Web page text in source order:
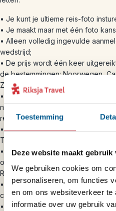
Toestemming
Deze website maakt gebruik
We gebruiken cookies om
personaliseren, om functies
en om ons websiteverkeer
informatie over uw gebruik
• Je kunt je ultieme reis-foto
• Je maakt maar met één foto
• Alleen volledig ingevulde
wedstrijd;
• De prijs wordt één keer
de bestemmingen: Noorwegen,
Zuid-Afrika;
• Je hoeft geen klant te zijn van
nemen aan de actie. (Ben je wel
reisbestemming? Kijk dan eens
• Door het insturen van jouw foto
Travel deze foto ook kan
• Door mee te doen aan de actie,
ontvangen van de nieuwsbrief en
Riksja Travel;
• Persoonlijke gegevens worden
correspondentie over de
• Werknemers van Riksja Travel,